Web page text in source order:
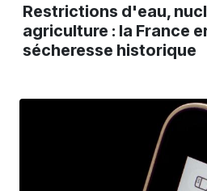
Restrictions d'eau,
agriculture : la France
sécheresse historique